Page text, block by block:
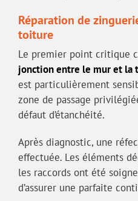
Réparation de
toiture
Le premier point critique
jonction entre le mur et la
est particulièrement
zone de passage
défaut d’étanchéité.
Après diagnostic, une
effectuée. Les éléments
les raccords ont été
d’assurer une parfaite